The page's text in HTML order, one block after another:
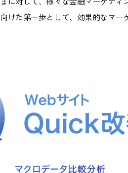
けた第一歩として、効果的なマ